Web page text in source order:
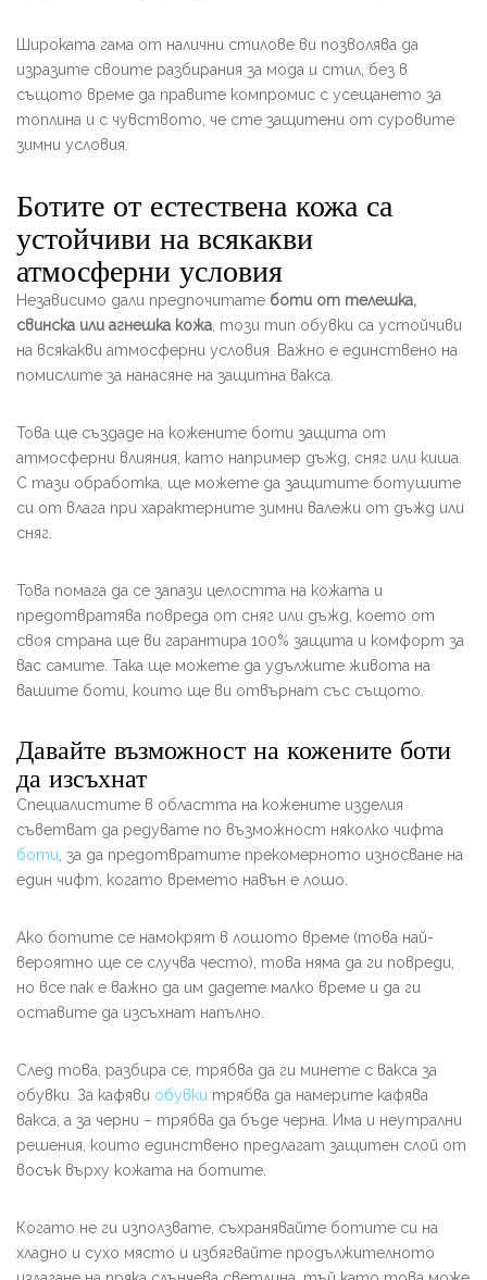
Широката гама от налични стилове ви позволява да
изразите своите разбирания за мода и стил, без в
същото време да правите компромис с усещането за
топлина и с чувството, че сте защитени от суровите
зимни условия.
Ботите от естествена кожа са
устойчиви на всякакви
атмосферни условия
Независимо дали предпочитате боти от телешка,
свинска или агнешка кожа , този тип обувки са устойчиви
на всякакви атмосферни условия. Важно е единствено на
помислите за нанасяне на защитна вакса.
Това ще създаде на кожените боти защита от
атмосферни влияния, като например дъжд, сняг или киша.
С тази обработка, ще можете да защитите ботушите
си от влага при характерните зимни валежи от дъжд или
сняг.
Това помага да се запази целостта на кожата и
предотвратява повреда от сняг или дъжд, което от
своя страна ще ви гарантира 100% защита и комфорт за
вас самите. Така ще можете да удължите живота на
вашите боти, които ще ви отвърнат със същото.
Давайте възможност на кожените боти
да изсъхнат
Специалистите в областта на кожените изделия
съветват да редувате по възможност няколко чифта
боти , за да предотвратите прекомерното износване на
един чифт, когато времето навън е лошо.
Ако ботите се намокрят в лошото време (това най-
вероятно ще се случва често), това няма да ги повреди,
но все пак е важно да им дадете малко време и да ги
оставите да изсъхнат напълно.
След това, разбира се, трябва да ги минете с вакса за
обувки. За кафяви обувки трябва да намерите кафява
вакса, а за черни – трябва да бъде черна. Има и неутрални
решения, които единствено предлагат защитен слой от
восък върху кожата на ботите.
Когато не ги използвате, съхранявайте ботите си на
хладно и сухо място и избягвайте продължителното